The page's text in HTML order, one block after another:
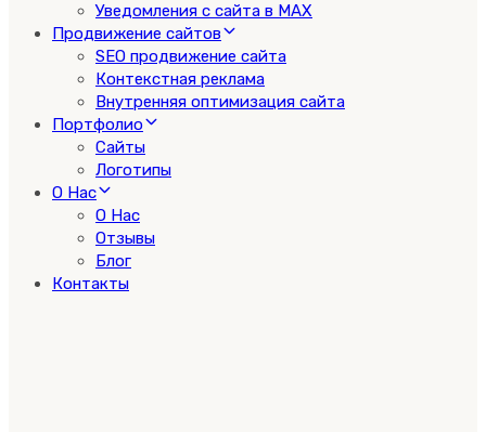
Уведомления с сайта в MAX
Продвижение сайтов
SEO продвижение сайта
Контекстная реклама
Внутренняя оптимизация сайта
Портфолио
Сайты
Логотипы
О Нас
О Нас
Отзывы
Блог
Контакты